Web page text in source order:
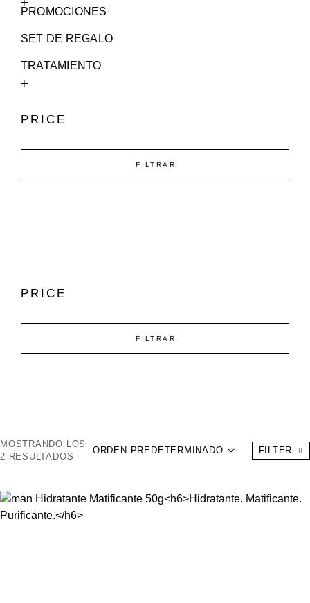
PROMOCIONES
SET DE REGALO
TRATAMIENTO
PRICE
FILTRAR
PRICE
FILTRAR
MOSTRANDO LOS
2 RESULTADOS
ORDEN PREDETERMINADO FILTER